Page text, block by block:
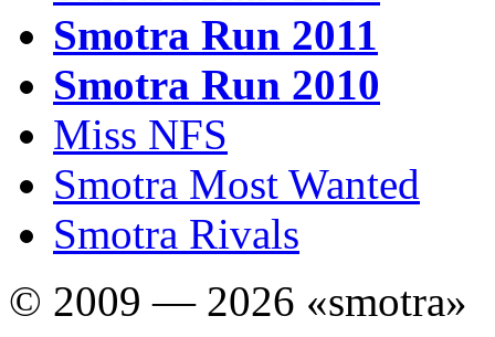
Smotra Run 2011
Smotra Run 2010
Miss NFS
Smotra Most Wanted
Smotra Rivals
© 2009 — 2026 «smotra»